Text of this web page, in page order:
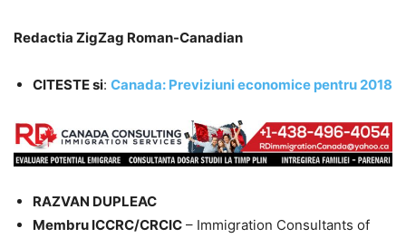
Redactia ZigZag Roman-Canadian
CITESTE si: Canada: Previziuni economice pentru 2018
RAZVAN DUPLEAC
Membru ICCRC/CRCIC – Immigration Consultants of